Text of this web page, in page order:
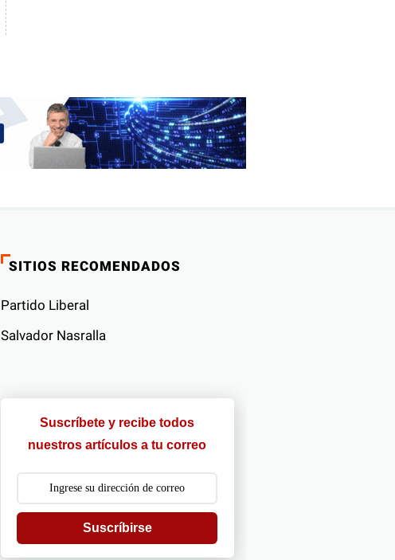
SITIOS RECOMENDADOS
Partido Liberal
Salvador Nasralla
Suscríbete y recibe todos
nuestros artículos a tu correo
Suscríbirse